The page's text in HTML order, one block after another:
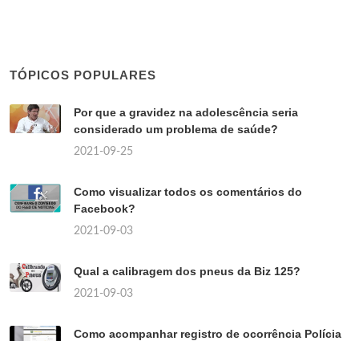
TÓPICOS POPULARES
Por que a gravidez na adolescência seria
considerado um problema de saúde?
2021-09-25
Como visualizar todos os comentários do
Facebook?
2021-09-03
Qual a calibragem dos pneus da Biz 125?
2021-09-03
Como acompanhar registro de ocorrência Polícia